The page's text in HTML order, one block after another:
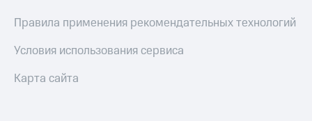
Правила применения рекомендательных технологий
Условия использования сервиса
Карта сайта